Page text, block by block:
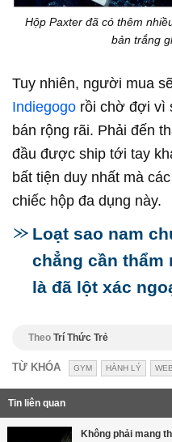
Hộp Paxter đã có thêm
bản trắng
Tuy nhiên, người mua
Indiegogo rồi chờ đợi vì
bán rộng rãi. Phải đến
đầu được ship tới tay
bất tiện duy nhất mà
chiếc hộp đa dụng này.
Loạt sao nam
chẳng cần thẩm
là đã lột xác
Theo Trí Thức Trẻ
TỪ KHÓA GYM HÀNH LÝ
Tin liên quan
Không phải mang